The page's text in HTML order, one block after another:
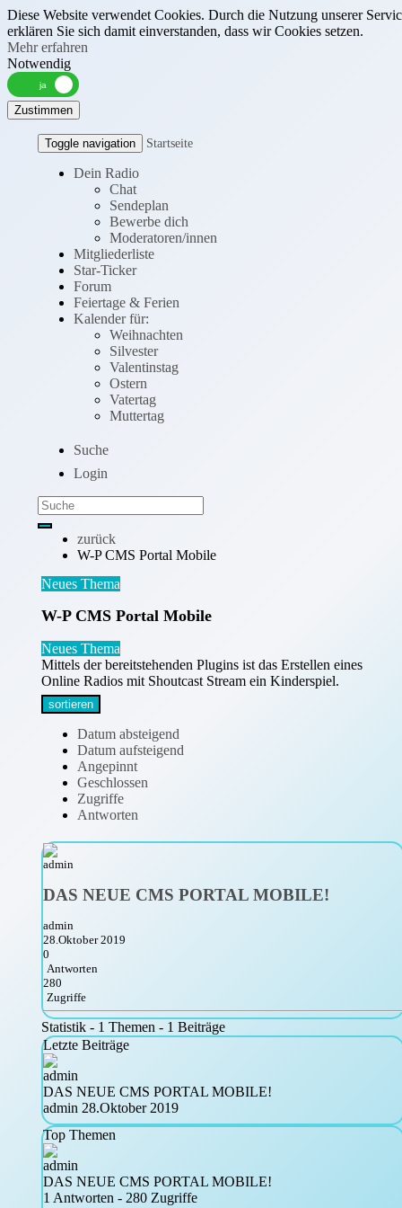
Diese Website verwendet Cookies. Durch die Nutzung unserer
erklären Sie sich damit einverstanden, dass wir Cookies setzen.
Mehr erfahren
Notwendig
Zustimmen
Toggle navigation Startseite
Dein Radio
Chat
Sendeplan
Bewerbe dich
Moderatoren/innen
Mitgliederliste
Star-Ticker
Forum
Feiertage & Ferien
Kalender für:
Weihnachten
Silvester
Valentinstag
Ostern
Vatertag
Muttertag
Suche
Login
zurück
W-P CMS Portal Mobile
Neues Thema
W-P CMS Portal Mobile
Neues Thema
Mittels der bereitstehenden Plugins ist das Erstellen eines
Online Radios mit Shoutcast Stream ein Kinderspiel.
sortieren
Datum absteigend
Datum aufsteigend
Angepinnt
Geschlossen
Zugriffe
Antworten
DAS NEUE CMS PORTAL MOBILE!
admin
28.Oktober 2019
0
Antworten
280
Zugriffe
Statistik - 1 Themen - 1 Beiträge
Letzte Beiträge
DAS NEUE CMS PORTAL MOBILE!
admin 28.Oktober 2019
Top Themen
DAS NEUE CMS PORTAL MOBILE!
1 Antworten - 280 Zugriffe